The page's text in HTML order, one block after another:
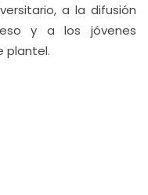
a la difusión
y a los jóvenes
plantel.